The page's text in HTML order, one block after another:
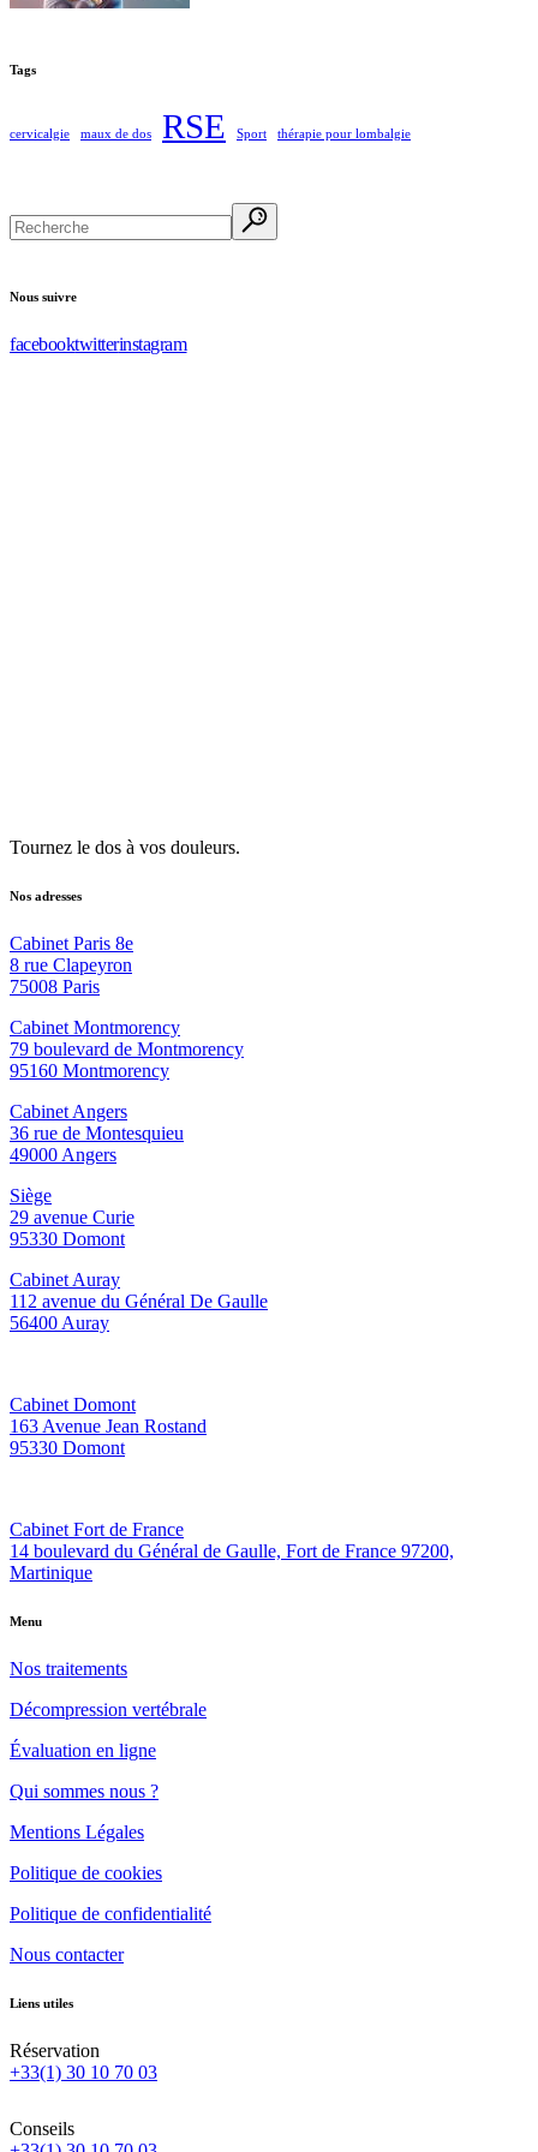
Tags
cervicalgie maux de dos RSE Sport thérapie pour lombalgie
Search
Nous suivre
facebooktwitterinstagram
Tournez le dos à vos douleurs.
Nos adresses
Cabinet Paris 8e
8 rue Clapeyron
75008 Paris
Cabinet Montmorency
79 boulevard de Montmorency
95160 Montmorency
Cabinet Angers
36 rue de Montesquieu
49000 Angers
Siège
29 avenue Curie
95330 Domont
Cabinet Auray
112 avenue du Général De Gaulle
56400 Auray
Cabinet Domont
163 Avenue Jean Rostand
95330 Domont
Cabinet Fort de France
14 boulevard du Général de Gaulle, Fort de France 97200,
Martinique
Menu
Nos traitements
Décompression vertébrale
Évaluation en ligne
Qui sommes nous ?
Mentions Légales
Politique de cookies
Politique de confidentialité
Nous contacter
Liens utiles
Réservation
+33(1) 30 10 70 03
Conseils